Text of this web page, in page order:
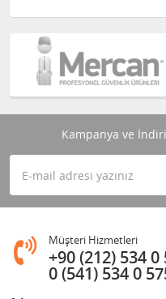
Kampanya ve
Müşteri Hizmetleri
+90 (212) 534 0
0 (541) 534 0